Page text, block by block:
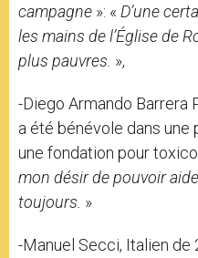
campagne »: « D’une
les mains de l’Église de
plus pauvres. »,
-Diego Armando Barrera
a été bénévole dans une
une fondation pour
mon désir de pouvoir
toujours. »
-Manuel Secci, Italien de